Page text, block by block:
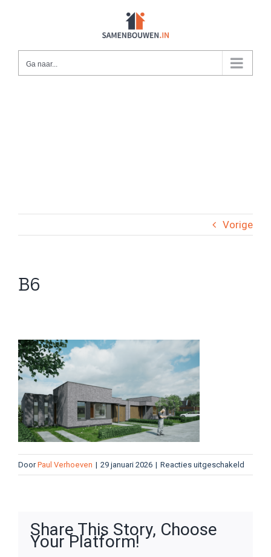
Ga naar...
Vorige
B6
DoorPaul Verhoeven | 29 januari 2026 | Reacties uitgeschakeld
B6
Share This Story, Choose
Your Platform!